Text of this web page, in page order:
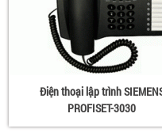
Điện thoại lập trình
PROFISET-3030